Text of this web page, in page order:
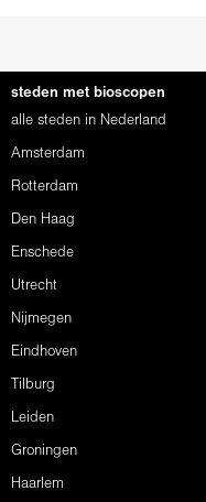
steden met bioscopen
alle steden in Nederland
Amsterdam
Rotterdam
Den Haag
Enschede
Utrecht
Nijmegen
Eindhoven
Tilburg
Leiden
Groningen
Haarlem